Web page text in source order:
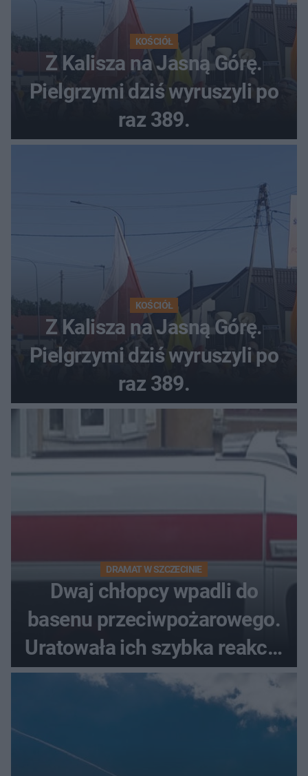
KOŚCIÓŁ
Z Kalisza na Jasną Górę.
Pielgrzymi dziś wyruszyli po
raz 389.
KOŚCIÓŁ
Z Kalisza na Jasną Górę.
Pielgrzymi dziś wyruszyli po
raz 389.
DRAMAT W SZCZECINIE
Dwaj chłopcy wpadli do
basenu przeciwpożarowego.
Uratowała ich szybka reakcja
świadków